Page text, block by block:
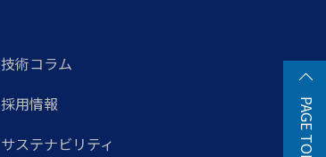
PAGE TOP
技術コラム
採用情報
サステナビリティ